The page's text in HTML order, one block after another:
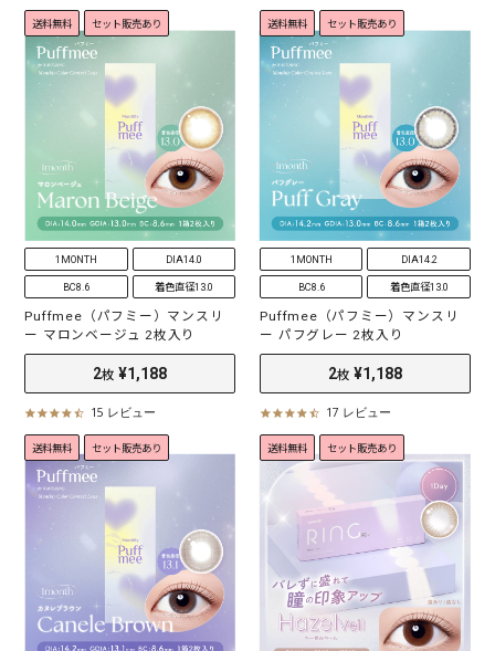
2枚¥1,188
.
s
n
g
2枚¥1,188
.
s
n
g
送料無料 セット販売あり
1MONTH DIA14.0
BC8.6 着色直径13.0
Puffmee（パフミー）マンスリ
ー マロンベージュ 2枚入り
2枚 ¥1,188
.
s
n
g
15 レビュー
送料無料 セット販売あり
1MONTH DIA14.2
BC8.6 着色直径13.0
Puffmee（パフミー）マンスリ
ー パフグレー 2枚入り
2枚 ¥1,188
.
s
a
r
r
a
t
i
n
g
17 レビュー
送料無料 セット販売あり 送料無料 セット販売あり